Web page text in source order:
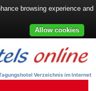
Verzeichnis im Internet
browsing experience and
Allow cookies